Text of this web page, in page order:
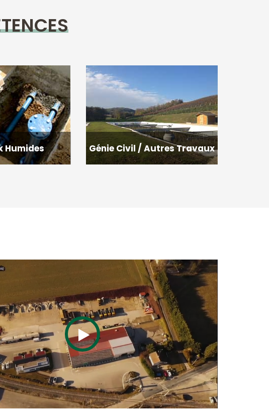
Humides Génie Civil / Autres Travaux